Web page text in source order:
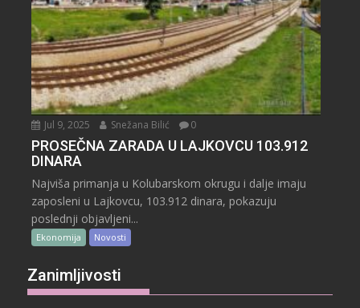
Jul 9, 2025 Snežana Bilić 0
PROSEČNA ZARADA U LAJKOVCU 103.912
DINARA
Najviša primanja u Kolubarskom okrugu i dalje imaju
zaposleni u Lajkovcu, 103.912 dinara, pokazuju
poslednji objavljeni...
Ekonomija Novosti
Zanimljivosti